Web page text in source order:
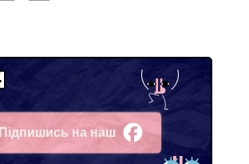
Підпишись на наш
Facebook